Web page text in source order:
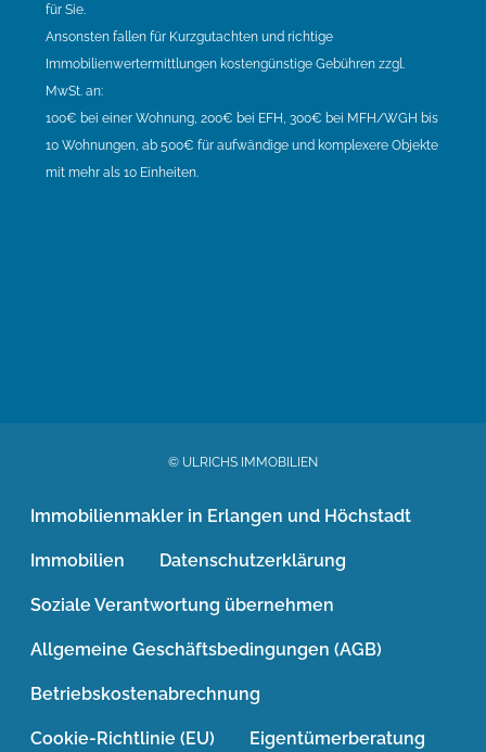
für Sie.
Ansonsten fallen für Kurzgutachten und richtige
Immobilienwertermittlungen kostengünstige Gebühren zzgl.
MwSt. an:
100€ bei einer Wohnung, 200€ bei EFH, 300€ bei MFH/WGH bis
10 Wohnungen, ab 500€ für aufwändige und komplexere Objekte
mit mehr als 10 Einheiten.
© ULRICHS IMMOBILIEN
Immobilienmakler in Erlangen und Höchstadt
Immobilien Datenschutzerklärung
Soziale Verantwortung übernehmen
Allgemeine Geschäftsbedingungen (AGB)
Betriebskostenabrechnung
Cookie-Richtlinie (EU) Eigentümerberatung